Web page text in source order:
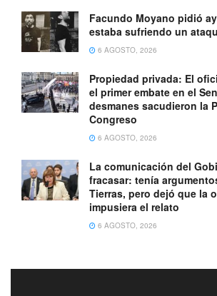
Facundo Moyano pidió
estaba sufriendo un
6 AGOSTO, 2026
Propiedad privada: El
el primer embate en el
desmanes sacudieron la
Congreso
6 AGOSTO, 2026
La comunicación del
fracasar: tenía
Tierras, pero dejó que la
impusiera el relato
6 AGOSTO, 2026